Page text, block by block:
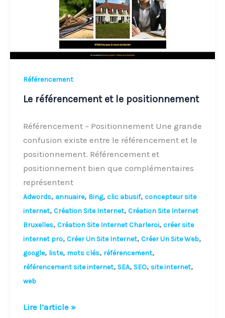
Référencement
Le référencement et le positionnement
Référencement – Positionnement Une grande
confusion existe entre le référencement et le
positionnement. Référencement et
positionnement bien que complémentaires
représentent
Adwords, annuaire, Bing, clic abusif, concepteur site
internet, Création Site Internet, Création Site Internet
Bruxelles, Création Site Internet Charleroi, créer site
internet pro, Créer Un Site Internet, Créer Un Site Web,
google, liste, mots clés, référencement,
référencement site internet, SEA, SEO, site internet,
web
Lire l’article »